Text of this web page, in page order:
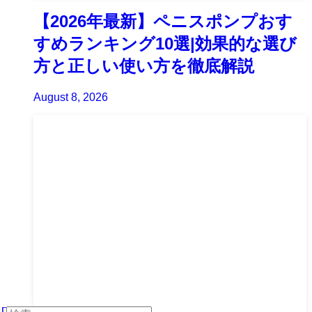
【2026年最新】ペニスポンプおす
すめランキング10選|効果的な選び
方と正しい使い方を徹底解説
August 8, 2026